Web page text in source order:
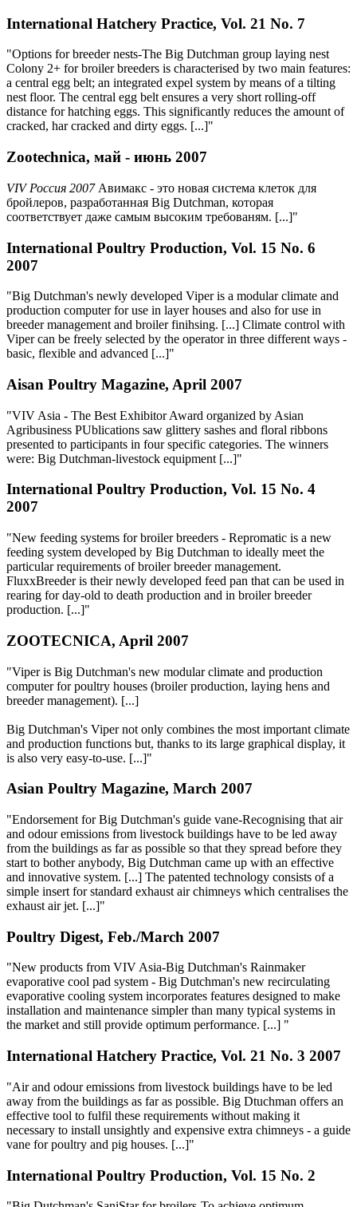
International Hatchery Practice, Vol. 21 No. 7
"Options for breeder nests-The Big Dutchman group laying nest
Colony 2+ for broiler breeders is characterised by two main features:
a central egg belt; an integrated expel system by means of a tilting
nest floor. The central egg belt ensures a very short rolling-off
distance for hatching eggs. This significantly reduces the amount of
cracked, har cracked and dirty eggs. [...]"
Zootechnica, май - июнь 2007
VIV Россия 2007Авимакс - это новая система клеток для
бройлеров, разработанная Big Dutchman, которая
соответствует даже самым высоким требованям. [...]"
International Poultry Production, Vol. 15 No. 6
2007
"Big Dutchman's newly developed Viper is a modular climate and
production computer for use in layer houses and also for use in
breeder management and broiler finihsing. [...] Climate control with
Viper can be freely selected by the operator in three different ways -
basic, flexible and advanced [...]"
Aisan Poultry Magazine, April 2007
"VIV Asia - The Best Exhibitor Award organized by Asian
Agribusiness PUblications saw glittery sashes and floral ribbons
presented to participants in four specific categories. The winners
were: Big Dutchman-livestock equipment [...]"
International Poultry Production, Vol. 15 No. 4
2007
"New feeding systems for broiler breeders - Repromatic is a new
feeding system developed by Big Dutchman to ideally meet the
particular requirements of broiler breeder management.
FluxxBreeder is their newly developed feed pan that can be used in
rearing for day-old to death production and in broiler breeder
production. [...]"
ZOOTECNICA, April 2007
"Viper is Big Dutchman's new modular climate and production
computer for poultry houses (broiler production, laying hens and
breeder management). [...]
Big Dutchman's Viper not only combines the most important climate
and production functions but, thanks to its large graphical display, it
is also very easy-to-use. [...]"
Asian Poultry Magazine, March 2007
"Endorsement for Big Dutchman's guide vane-Recognising that air
and odour emissions from livestock buildings have to be led away
from the buildings as far as possible so that they spread before they
start to bother anybody, Big Dutchman came up with an effective
and innovative system. [...] The patented technology consists of a
simple insert for standard exhaust air chimneys which centralises the
exhaust air jet. [...]"
Poultry Digest, Feb./March 2007
"New products from VIV Asia-Big Dutchman's Rainmaker
evaporative cool pad system - Big Dutchman's new recirculating
evaporative cooling system incorporates features designed to make
installation and maintenance simpler than many typical systems in
the market and still provide optimum performance. [...] "
International Hatchery Practice, Vol. 21 No. 3 2007
"Air and odour emissions from livestock buildings have to be led
away from the buildings as far as possible. Big Dtuchman offers an
effective tool to fulfil these requirements without making it
necessary to install unsightly and expensive extra chimneys - a guide
vane for poultry and pig houses. [...]"
International Poultry Production, Vol. 15 No. 2